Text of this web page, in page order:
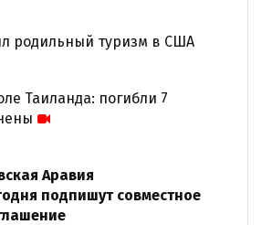
родильный туризм в США
Таиланда: погибли 7
Аравия
подпишут совместное